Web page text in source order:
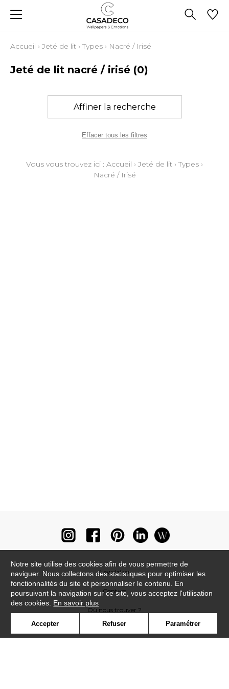
Accueil › Jeté de lit ›Types › Nacré / Irisé
Jeté de lit nacré / irisé (0)
Affiner la recherche
Effacer tous les filtres
Vous vous trouvez ici : Accueil › Jeté de lit ›Types ›
Nacré / Irisé
Newsletter
Contact
Où nous trouver ?
Notre site utilise des cookies afin de vous permettre de
naviguer. Nous collectons des statistiques pour optimiser les
fonctionnalités du site et personnaliser le contenu. En
poursuivant la navigation sur ce site, vous acceptez l'utilisation
des cookies. En savoir plus
Accepter Refuser Paramétrer